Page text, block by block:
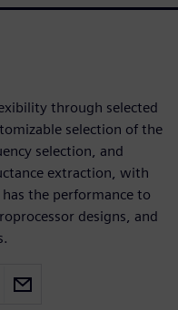
through selected
selection of the
selection, and
extraction, with
the performance to
designs, and